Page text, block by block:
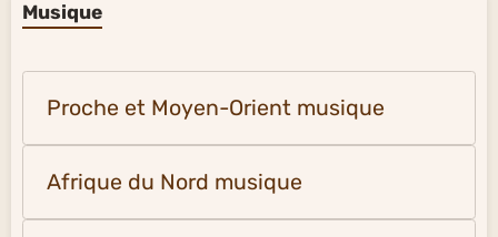
Musique
Proche et Moyen-Orient musique
Afrique du Nord musique